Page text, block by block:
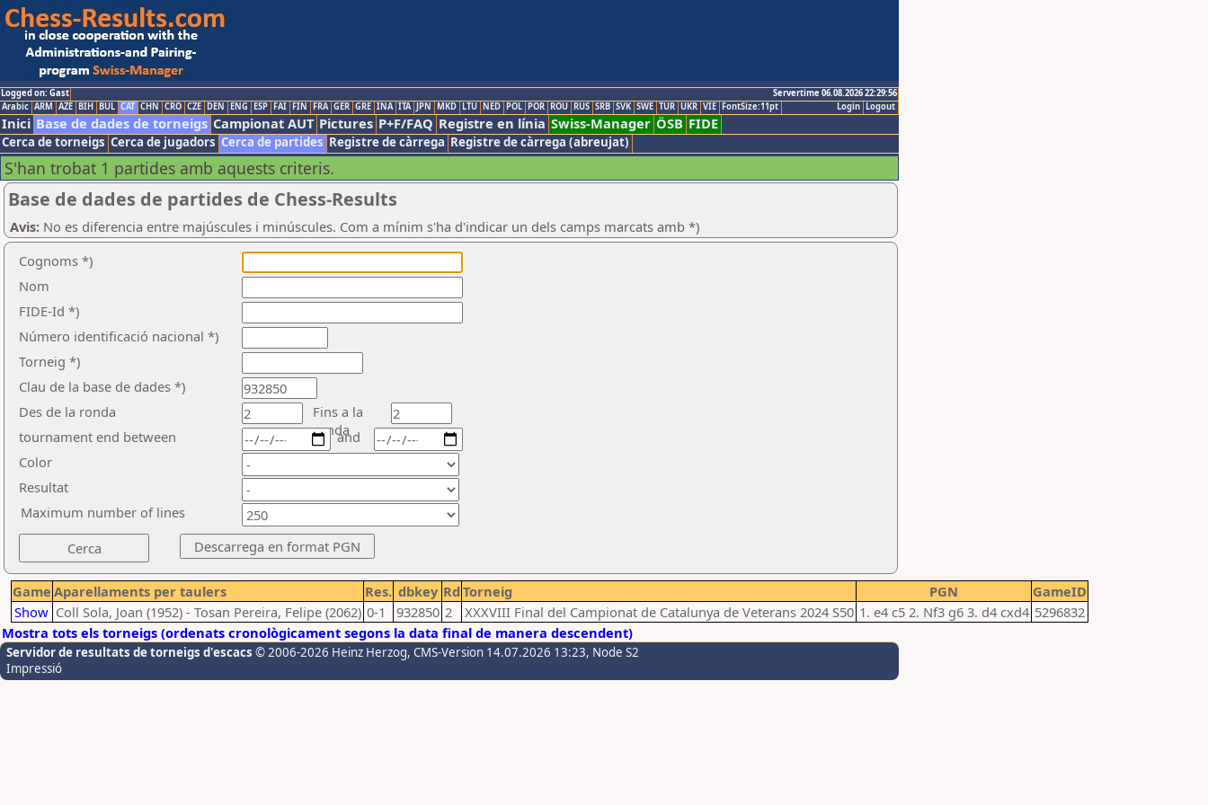
Logged on: Gast
Servertime 06.08.2026 22:29:56
Logout
Login
Arabic ARM AZE BIH BUL CAT CHN CRO CZE DEN ENG ESP FAI FIN FRA GER GRE INA ITA JPN MKD LTU NED POL POR ROU RUS SRB SVK SWE TUR UKR VIE FontSize:11pt
Inici Base de dades de torneigs Campionat AUT Pictures P+F/FAQ Registre en línia Swiss-Manager ÖSB FIDE
Cerca de torneigs Cerca de jugadors Cerca de partides Registre de càrrega Registre de càrrega (abreujat)
S'han trobat 1 partides amb aquests criteris.
Base de dades de partides de Chess-Results
Avis: No es diferencia entre majúscules i minúscules. Com a mínim s'ha d'indicar un dels camps marcats amb *)
Cognoms *)
Nom
FIDE-Id *)
Número identificació nacional *)
Torneig *)
Clau de la base de dades *)
Des de la ronda
Fins a la
ronda
tournament end between
Color
Resultat
and
Maximum number of lines
Game Aparellaments per taulers Res. dbkey Rd Torneig PGN
GameID
Show Coll Sola, Joan (1952) - Tosan Pereira, Felipe (2062) 0-1 932850 2 XXXVIII Final del Campionat de Catalunya de Veterans 2024 S50 1. e4 c5 2. Nf3 g6 3. d4 cxd4 5296832
Mostra tots els torneigs (ordenats cronològicament segons la data final de manera descendent)
Servidor de resultats de torneigs d'escacs © 2006-2026 Heinz Herzog, CMS-Version 14.07.2026 13:23, Node S2
Impressió